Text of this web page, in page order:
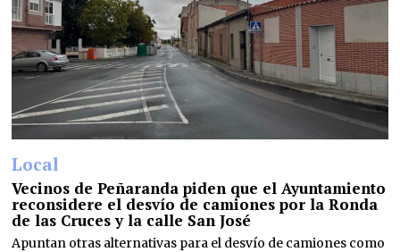
Local
Vecinos de Peñaranda piden que el Ayuntamiento
reconsidere el desvío de camiones por la Ronda
de las Cruces y la calle San José
Apuntan otras alternativas para el desvío de camiones como